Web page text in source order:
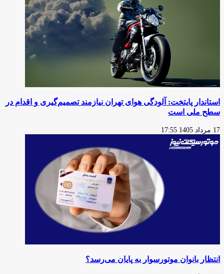
استاندار پایتخت: آلودگی هوای تهران نیازمند تصمیم‌گیری و اقدام در
سطح ملی است
17 مرداد 1405 17:55
انتظار بانوان موتورسوار به پایان می‌رسد؟